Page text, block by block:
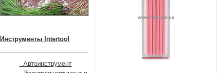
Инструменты Intertool
- Автоинструмент